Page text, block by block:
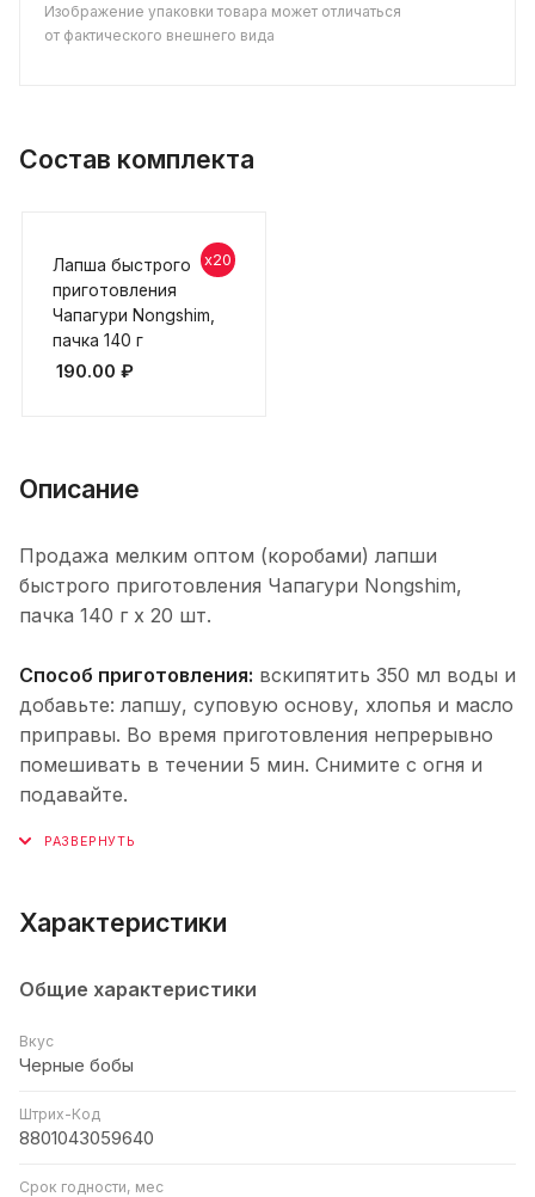
Изображение упаковки товара может отличаться
от фактического внешнего вида
Состав комплекта
x20
Лапша быстрого
приготовления
Чапагури Nongshim,
пачка 140 г
190.00 ₽
Описание
Продажа мелким оптом (коробами) лапши
быстрого приготовления Чапагури Nongshim,
пачка 140 г х 20 шт.
Способ приготовления: вскипятить 350 мл воды и
добавьте: лапшу, суповую основу, хлопья и масло
приправы. Во время приготовления непрерывно
помешивать в течении 5 мин. Снимите с огня и
подавайте.
Характеристики
Общие характеристики
Вкус
Черные бобы
Штрих-Код
8801043059640
Срок годности, мес